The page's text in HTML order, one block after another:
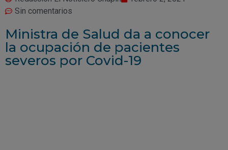
Sin comentarios
Ministra de Salud da a conocer
la ocupación de pacientes
severos por Covid-19